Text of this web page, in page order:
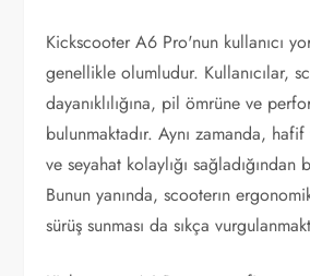
Kickscooter A6 Pro'nun kullanıcı
genellikle olumludur. Kullanıcılar,
dayanıklılığına, pil ömrüne ve
bulunmaktadır. Aynı zamanda, hafif
ve seyahat kolaylığı sağladığından
Bunun yanında, scooterın
sürüş sunması da sıkça